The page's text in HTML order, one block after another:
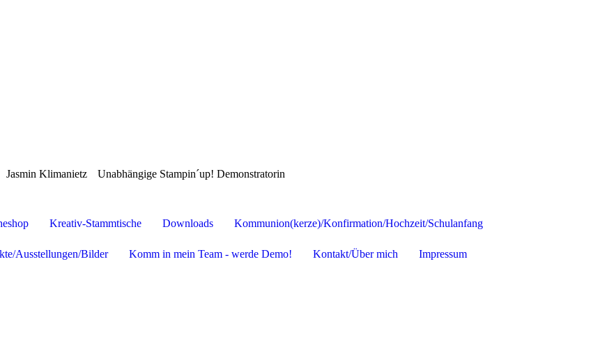
Jasmin Klimanietz Unabhängige Stampin´up! Demonstratorin
Kreativ-Stammtische Downloads Kommunion(kerze)/Konfirmation/Hochzeit/Schulanfang
Ausstellungen/Bilder Komm in mein Team - werde Demo! Kontakt/Über mich Impressum